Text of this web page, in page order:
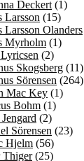
Deckert (1)
Larsson (15)
Larsson Olanders
Myrholm (1)
(2)
Skogsberg (11)
Sörensen (264)
Mac Key (1)
Bohm (1)
(2)
Sörensen (23)
Hjelm (56)
Thiger(25)